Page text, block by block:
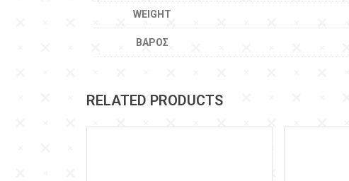
WEIGHT
ΒΆΡΟΣ
RELATED PRODUCTS